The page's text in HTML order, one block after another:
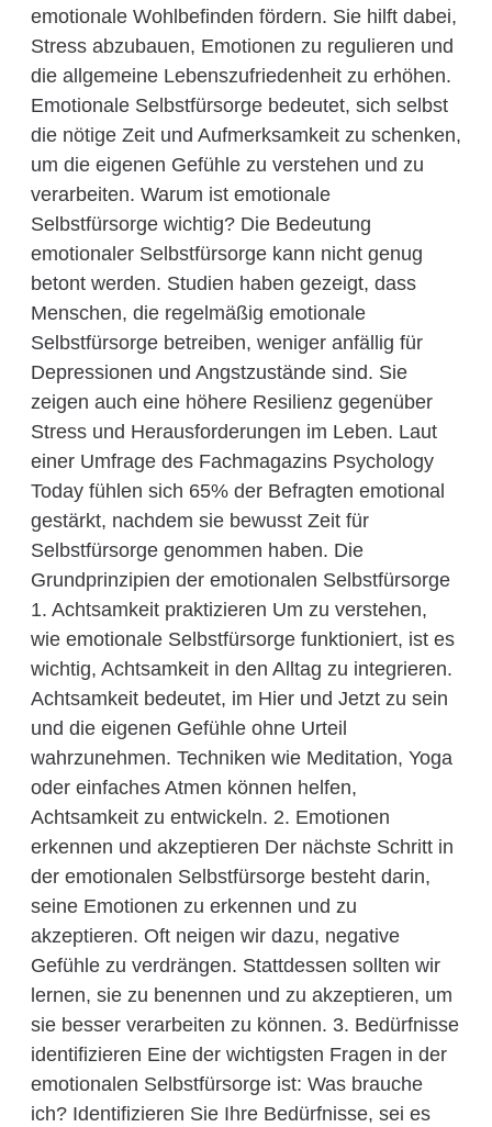
emotionale Wohlbefinden fördern. Sie hilft dabei,
Stress abzubauen, Emotionen zu regulieren und
die allgemeine Lebenszufriedenheit zu erhöhen.
Emotionale Selbstfürsorge bedeutet, sich selbst
die nötige Zeit und Aufmerksamkeit zu schenken,
um die eigenen Gefühle zu verstehen und zu
verarbeiten. Warum ist emotionale
Selbstfürsorge wichtig? Die Bedeutung
emotionaler Selbstfürsorge kann nicht genug
betont werden. Studien haben gezeigt, dass
Menschen, die regelmäßig emotionale
Selbstfürsorge betreiben, weniger anfällig für
Depressionen und Angstzustände sind. Sie
zeigen auch eine höhere Resilienz gegenüber
Stress und Herausforderungen im Leben. Laut
einer Umfrage des Fachmagazins Psychology
Today fühlen sich 65% der Befragten emotional
gestärkt, nachdem sie bewusst Zeit für
Selbstfürsorge genommen haben. Die
Grundprinzipien der emotionalen Selbstfürsorge
1. Achtsamkeit praktizieren Um zu verstehen,
wie emotionale Selbstfürsorge funktioniert, ist es
wichtig, Achtsamkeit in den Alltag zu integrieren.
Achtsamkeit bedeutet, im Hier und Jetzt zu sein
und die eigenen Gefühle ohne Urteil
wahrzunehmen. Techniken wie Meditation, Yoga
oder einfaches Atmen können helfen,
Achtsamkeit zu entwickeln. 2. Emotionen
erkennen und akzeptieren Der nächste Schritt in
der emotionalen Selbstfürsorge besteht darin,
seine Emotionen zu erkennen und zu
akzeptieren. Oft neigen wir dazu, negative
Gefühle zu verdrängen. Stattdessen sollten wir
lernen, sie zu benennen und zu akzeptieren, um
sie besser verarbeiten zu können. 3. Bedürfnisse
identifizieren Eine der wichtigsten Fragen in der
emotionalen Selbstfürsorge ist: Was brauche
ich? Identifizieren Sie Ihre Bedürfnisse, sei es